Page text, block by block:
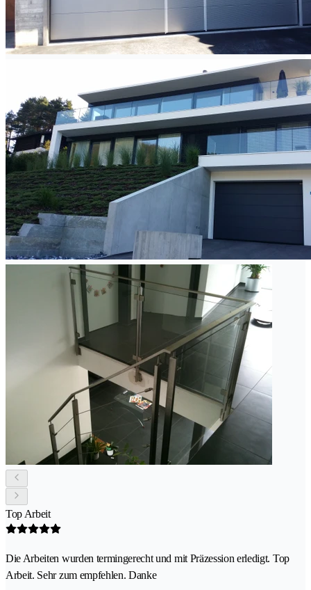
Top Arbeit
Die Arbeiten wurden termingerecht und mit Präzession erledigt. Top
Arbeit. Sehr zum empfehlen. Danke